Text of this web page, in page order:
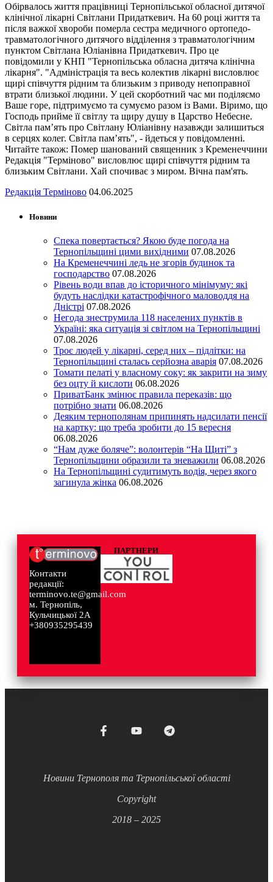
Обірвалось життя працівниці Тернопільської обласної дитячої
клінічної лікарні Світлани Придаткевич. На 60 році життя та
після важкої хвороби померла сестра медичного ортопедо-
травматологічного дитячого відділення з травматологічним
пунктом Світлана Юліанівна Придаткевич. Про це
повідомили у КНП "Тернопільська обласна дитяча клінічна
лікарня". "Адміністрація та весь колектив лікарні висловлює
щирі співчуття рідним та близьким з приводу непоправної
втрати близької людини. У цей скорботний час ми поділяємо
Ваше горе, підтримуємо та сумуємо разом із Вами. Віримо, що
Господь прийме її світлу та щиру душу в Царство Небесне.
Світла пам’ять про Світлану Юліанівну назавжди залишиться
в серцях колег. Світла пам’ять", - йдеться у повідомленні.
Читайте також: Помер шанований священник з Кременеччини
Редакція "Терміново" висловлює щирі співчуття рідним та
близьким Світлани. Хай спочиває з миром. Вічна пам'ять.
Редакція Терміново 04.06.2025
Новини
Спека повертається? Якою буде погода на
Тернопільщині цими вихідними 07.08.2026
На Кременеччині ледь не згорів будинок та
господарство 07.08.2026
Рівень води впав до історичного мінімуму: які
будуть наслідки катастрофічного маловоддя на
Дністрі 07.08.2026
Негода знеструмила 118 населених пунктів в
Україні: яка ситуація зі світлом на Тернопільщині
07.08.2026
Троє людей у лікарні, серед них – підлітки: на
Тернопільщині сталась серйозна аварія 07.08.2026
Томати пелаті у власному соку: як закрити на зиму
без оцту й кислоти 06.08.2026
ПриватБанк змінює правила переказів: що
потрібно знати 06.08.2026
Деяким тернополянам припинять надсилати пенсії
на картку: що треба зробити до 15 вересня
06.08.2026
“Нам дуже боляче”: волонтерів “На Щиті” з
Тернопільщини образили та зневажили 06.08.2026
На Тернопільщині судитимуть водія, через якого
загинула жінка 06.08.2026
Контакти
редакції:
terminovo.te@gmail.com
м. Тернопіль,
Кульчицької 2А
+380935295439
ПАРТНЕРИ
Новини Тернополя та Тернопільської області
Copyright
2018 – 2025